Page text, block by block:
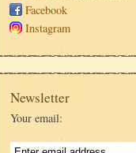
Facebook
Instagram
Newsletter
Your email: